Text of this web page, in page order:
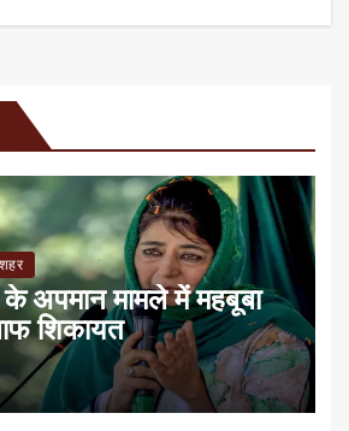
के अपमान मामले में महबूबा
शिकायत